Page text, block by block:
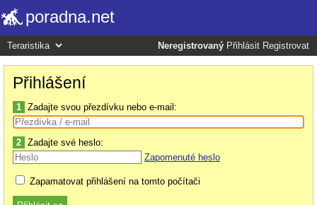
poradna.net
Neregistrovaný Přihlásit Registrovat
Přihlášení
1 Zadajte svou přezdívku nebo e-mail:
2 Zadajte své heslo:
Zapomenuté heslo
Zapamatovat přihlášení na tomto počítači